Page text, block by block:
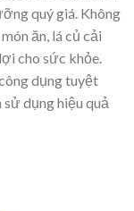
quý giá. Không
ăn, lá củ cải
cho sức khỏe.
dụng tuyệt
dụng hiệu quả